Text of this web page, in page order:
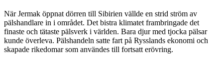
När Jermak öppnat dörren till Sibirien vällde en strid ström av
pälshandlare in i området. Det bistra klimatet frambringade det
finaste och tätaste pälsverk i världen. Bara djur med tjocka pälsar
kunde överleva. Pälshandeln satte fart på Rysslands ekonomi och
skapade rikedomar som användes till fortsatt erövring.